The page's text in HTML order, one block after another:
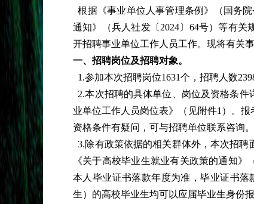
根据《事业单位人事管理条例》（国务
通知》（兵人社发〔2024〕64号）等有
开招聘事业单位工作人员工作。现将有关
一、招聘岗位及招聘对象。
1.参加本次招聘岗位1631个，招聘人数
2.本次招聘的具体单位、岗位及资格条
业单位工作人员岗位表》（见附件1）。
资格条件有疑问，可与招聘单位联系咨询。
3.除有政策依据的相关群体外，本次招
《关于高校毕业生就业有关政策的通知
本人毕业证书落款年度为准，毕业证书落
生）的高校毕业生均可以应届毕业生身份报